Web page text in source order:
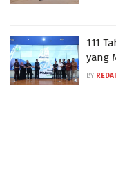
111
yang
BY